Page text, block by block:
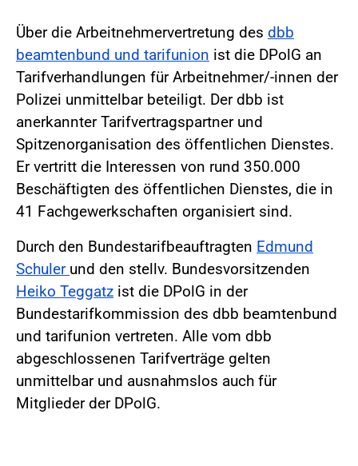
Über die Arbeitnehmervertretung des dbb
beamtenbund und tarifunion ist die DPolG an
Tarifverhandlungen für Arbeitnehmer/-innen der
Polizei unmittelbar beteiligt. Der dbb ist
anerkannter Tarifvertragspartner und
Spitzenorganisation des öffentlichen Dienstes.
Er vertritt die Interessen von rund 350.000
Beschäftigten des öffentlichen Dienstes, die in
41 Fachgewerkschaften organisiert sind.
Durch den Bundestarifbeauftragten Edmund
Schuler und den stellv. Bundesvorsitzenden
Heiko Teggatz ist die DPolG in der
Bundestarifkommission des dbb beamtenbund
und tarifunion vertreten. Alle vom dbb
abgeschlossenen Tarifverträge gelten
unmittelbar und ausnahmslos auch für
Mitglieder der DPolG.